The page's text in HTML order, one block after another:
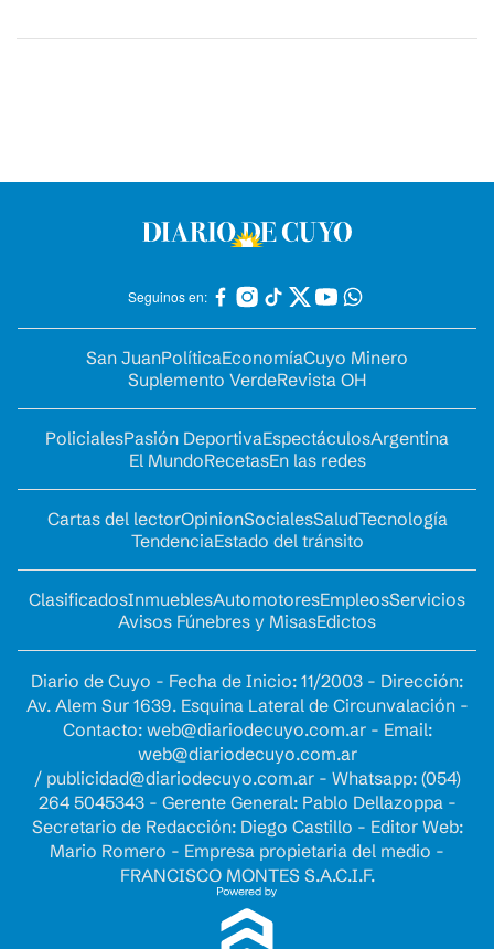
Seguinos en:
San JuanPolíticaEconomíaCuyo Minero
Suplemento VerdeRevista OH
PolicialesPasión DeportivaEspectáculosArgentina
El MundoRecetasEn las redes
Cartas del lectorOpinionSocialesSaludTecnología
TendenciaEstado del tránsito
ClasificadosInmueblesAutomotoresEmpleosServicios
Avisos Fúnebres y MisasEdictos
Diario de Cuyo - Fecha de Inicio: 11/2003 - Dirección:
Av. Alem Sur 1639. Esquina Lateral de Circunvalación -
Contacto: web@diariodecuyo.com.ar- Email:
web@diariodecuyo.com.ar
/ publicidad@diariodecuyo.com.ar- Whatsapp: (054)
264 5045343 - Gerente General: Pablo Dellazoppa -
Secretario de Redacción: Diego Castillo - Editor Web:
Mario Romero - Empresa propietaria del medio -
FRANCISCO MONTES S.A.C.I.F.